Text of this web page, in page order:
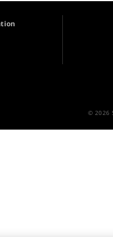
© 2026